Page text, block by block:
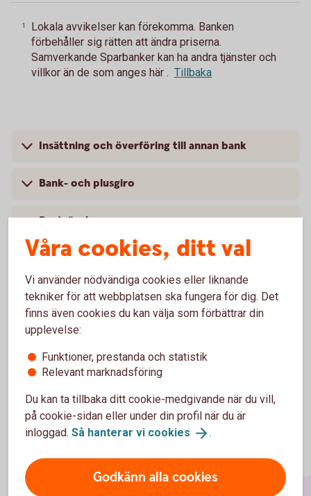
1
Lokala avvikelser kan förekomma. Banken
förbehåller sig rätten att ändra priserna.
Samverkande Sparbanker kan ha andra tjänster och
villkor än de som anges här . Tillbaka
Insättning och överföring till annan bank
Bank- och plusgiro
Postväxel
Internationell betalning
Kontoutdrag och utbetalning
Bankfack
Våra cookies, ditt val
Vi använder nödvändiga cookies eller liknande
tekniker för att webbplatsen ska fungera för dig. Det
finns även cookies du kan välja som förbättrar din
upplevelse:
Funktioner, prestanda och statistik
Relevant marknadsföring
Du kan ta tillbaka ditt cookie-medgivande när du vill,
på cookie-sidan eller under din profil när du är
inloggad. Så hanterar vi cookies .
Godkänn alla cookies